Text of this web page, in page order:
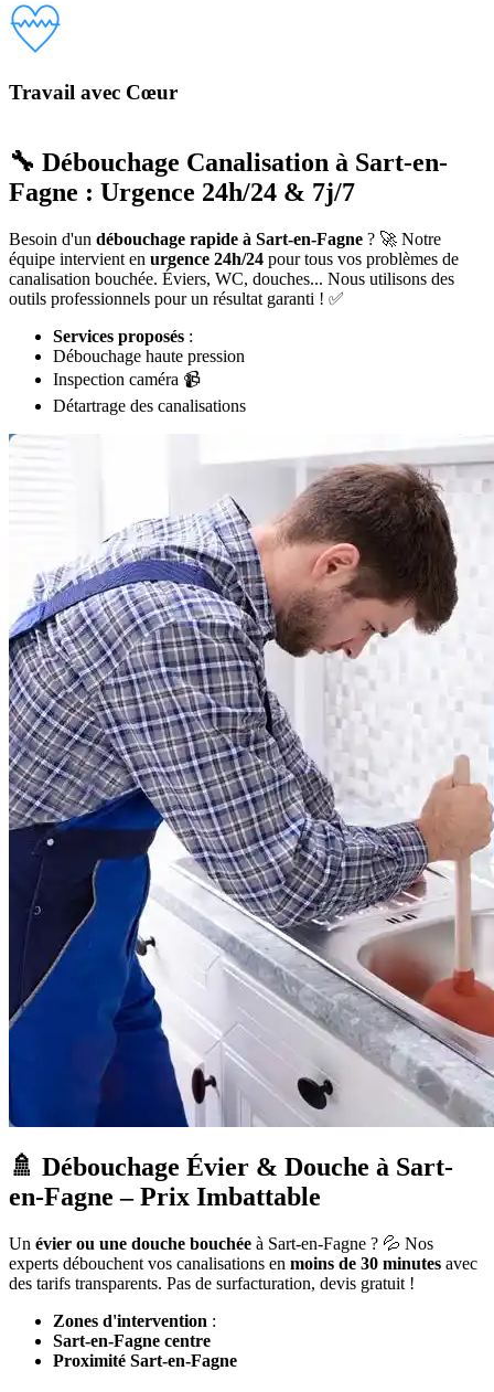
Travail avec Cœur
🔧 Débouchage Canalisation à Sart-en-
Fagne : Urgence 24h/24 & 7j/7
Besoin d'un débouchage rapide à Sart-en-Fagne ? 🚀 Notre
équipe intervient en urgence 24h/24 pour tous vos problèmes de
canalisation bouchée. Éviers, WC, douches... Nous utilisons des
outils professionnels pour un résultat garanti ! ✅
Services proposés :
Débouchage haute pression
Inspection caméra 📹
Détartrage des canalisations
🚿 Débouchage Évier & Douche à Sart-
en-Fagne – Prix Imbattable
Un évier ou une douche bouchée à Sart-en-Fagne ? 💦 Nos
experts débouchent vos canalisations en moins de 30 minutes avec
des tarifs transparents. Pas de surfacturation, devis gratuit !
Zones d'intervention :
Sart-en-Fagne centre
Proximité Sart-en-Fagne